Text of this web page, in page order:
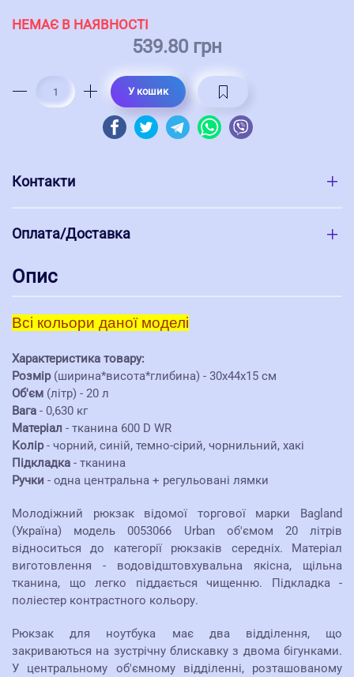
НЕМАЄ В НАЯВНОСТІ
539.80 грн
У кошик
Контакти
Оплата/Доставка
Опис
Всі кольори даної моделі
Характеристика товару:
Розмір(ширина*висота*глибина) - 30х44х15 см
Об'єм (літр) - 20 л
Вага - 0,630 кг
Матеріал - тканина 600 D WR
Колір- чорний, синій, темно-сірий, чорнильний, хакі
Підкладка - тканина
Ручки - одна центральна + регульовані лямки
Молодіжний рюкзак відомої торгової марки Bagland
(Україна) модель 0053066 Urban об'ємом 20 літрів
відноситься до категорії рюкзаків середніх. Матеріал
виготовлення - водовідштовхувальна якісна, щільна
тканина, що легко піддається чищенню. Підкладка -
поліестер контрастного кольору.
Рюкзак для ноутбука має два відділення, що
закриваються на зустрічну блискавку з двома бігунками.
У центральному об'ємному відділенні, розташованому